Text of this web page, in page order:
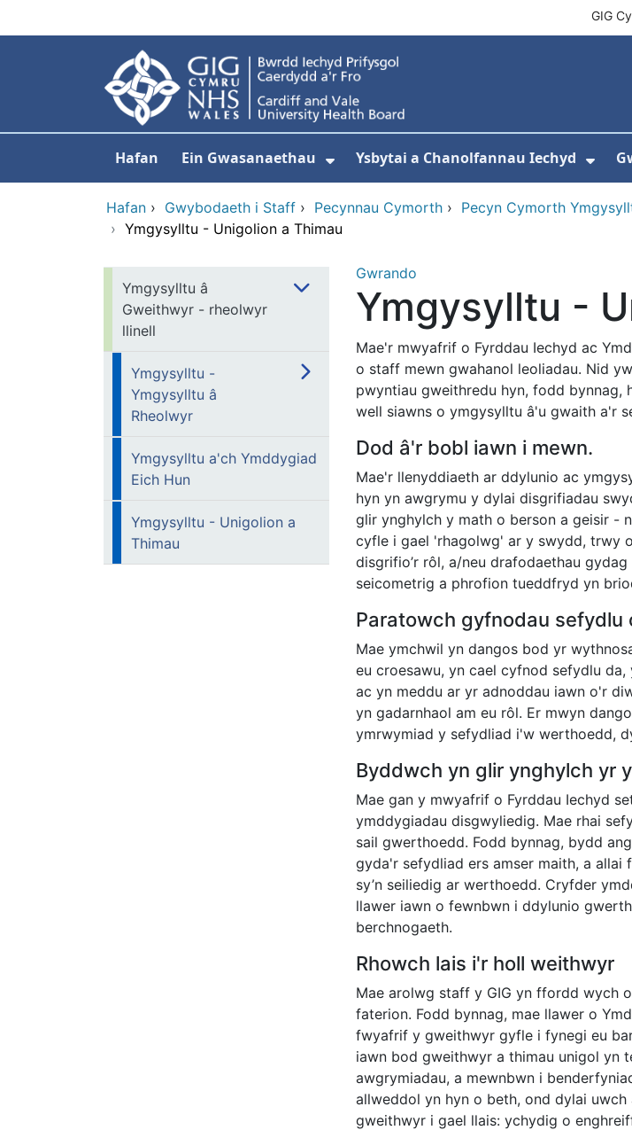
GIG
Hafan Ein Gwasanaethau Ysbytai a Chanolfannau Iechyd
Hafan › Gwybodaeth i Staff › Pecynnau Cymorth › Pecyn Cymorth
› Ymgysylltu - Unigolion a Thimau
Ymgysylltu â
Gweithwyr - rheolwyr
llinell
Ymgysylltu -
Ymgysylltu â
Rheolwyr
Ymgysylltu a'ch Ymddygiad
Eich Hun
Ymgysylltu - Unigolion a
Thimau
Gwrando
Ymgysylltu -
Mae'r mwyafrif o Fyrddau Iechyd ac
o staff mewn gwahanol leoliadau. Nid
pwyntiau gweithredu hyn, fodd bynnag,
well siawns o ymgysylltu â'u gwaith a'r
Dod â'r bobl iawn i mewn.
Mae'r llenyddiaeth ar ddylunio ac
hyn yn awgrymu y dylai disgrifiadau
glir ynghylch y math o berson a geisir -
cyfle i gael 'rhagolwg' ar y swydd, trwy
disgrifio’r rôl, a/neu drafodaethau
seicometrig a phrofion tueddfryd yn
Paratowch gyfnodau sefydlu
Mae ymchwil yn dangos bod yr
eu croesawu, yn cael cyfnod sefydlu
ac yn meddu ar yr adnoddau iawn o'r
yn gadarnhaol am eu rôl. Er mwyn
ymrwymiad y sefydliad i'w werthoedd,
Byddwch yn glir ynghylch yr
Mae gan y mwyafrif o Fyrddau Iechyd
ymddygiadau disgwyliedig. Mae rhai
sail gwerthoedd. Fodd bynnag, bydd
gyda'r sefydliad ers amser maith, a allai
sy’n seiliedig ar werthoedd. Cryfder
llawer iawn o fewnbwn i ddylunio
berchnogaeth.
Rhowch lais i'r holl weithwyr
Mae arolwg staff y GIG yn ffordd wych
faterion. Fodd bynnag, mae llawer o
fwyafrif y gweithwyr gyfle i fynegi eu
iawn bod gweithwyr a thimau unigol yn
awgrymiadau, a mewnbwn i
allweddol yn hyn o beth, ond dylai
gweithwyr i gael llais: ychydig o